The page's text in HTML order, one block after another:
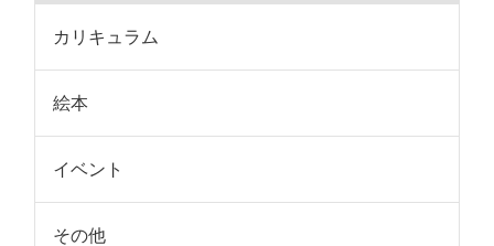
カリキュラム
絵本
イベント
その他